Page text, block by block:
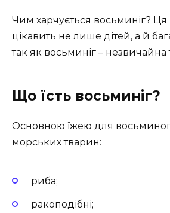
Чим харчується восьминіг? Ця
цікавить не лише дітей, а й
так як восьминіг – незвичайна
Що їсть восьминіг?
Основною їжею для
морських тварин:
риба;
ракоподібні;